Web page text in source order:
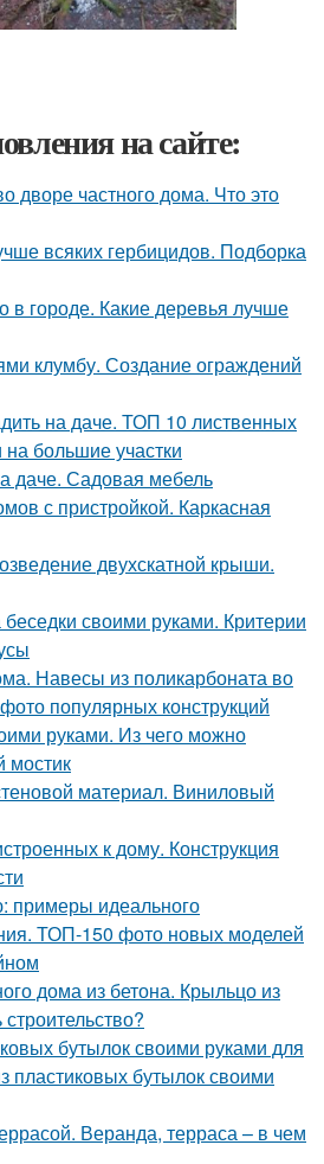
на сайте:
дворе частного дома. Что это
всяких гербицидов. Подборка
в городе. Какие деревья лучше
клумбу. Создание ограждений
на даче. ТОП 10 лиственных
большие участки
даче. Садовая мебель
с пристройкой. Каркасная
двухскатной крыши.
своими руками. Критерии
Навесы из поликарбоната во
популярных конструкций
руками. Из чего можно
мостик
материал. Виниловый
к дому. Конструкция
примеры идеального
ТОП-150 фото новых моделей
дома из бетона. Крыльцо из
бутылок своими руками для
бутылок своими
Веранда, терраса – в чем